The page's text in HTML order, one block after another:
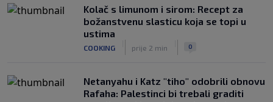
nasrnuo na gostujuće fudbalere
(VIDEO)
NOGOMET
Kolač s limunom i sirom: Recept za
božanstvenu slasticu koja se topi u
ustima
COOKING prije 2 min 0
Netanyahu i Katz "tiho" odobrili obnovu
Rafaha: Palestinci bi trebali graditi